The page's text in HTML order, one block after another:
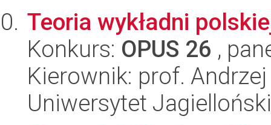
Teoria wykładni
Konkurs: OPUS 26 ,
Kierownik: prof.
Uniwersytet